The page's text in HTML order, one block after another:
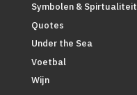
Symbolen & Spirtualiteit
Quotes
Under the Sea
Voetbal
Wijn